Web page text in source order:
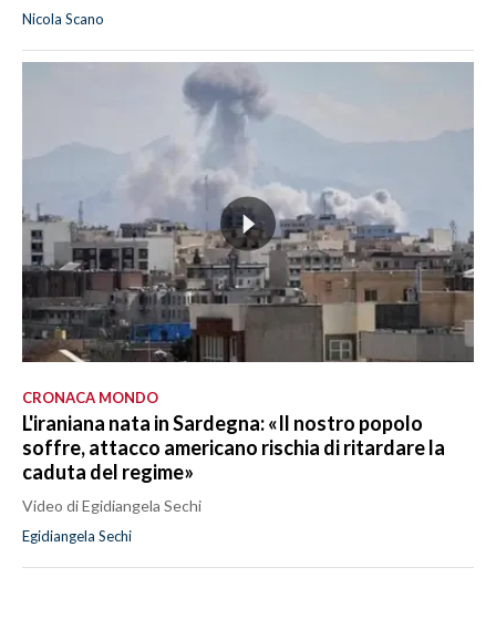
Nicola Scano
CRONACA MONDO
L'iraniana nata in Sardegna: «Il nostro popolo
soffre, attacco americano rischia di ritardare la
caduta del regime»
Video di Egidiangela Sechi
Egidiangela Sechi